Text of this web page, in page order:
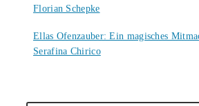
Florian Schepke
Ellas Ofenzauber: Ein magisches
Serafina Chirico